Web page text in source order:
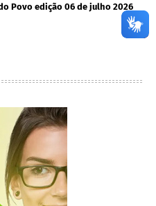
Povo edição 06 de julho 2026